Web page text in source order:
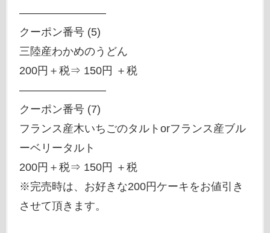
————————
クーポン番号 (5)
三陸産わかめのうどん
200円＋税⇒ 150円 ＋税
————————
クーポン番号 (7)
フランス産木いちごのタルトorフランス産ブル
ーベリータルト
200円＋税⇒ 150円 ＋税
※完売時は、お好きな200円ケーキをお値引き
させて頂きます。